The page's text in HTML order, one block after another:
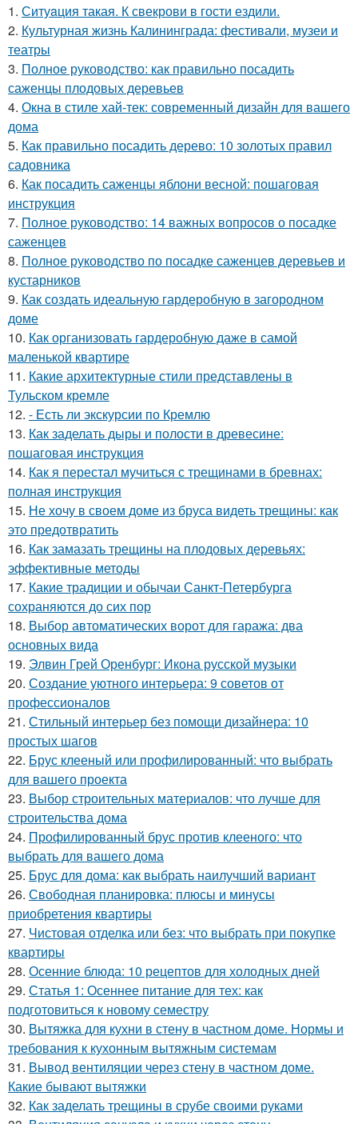
1. Ситуaция такая. К свекрови в гости ездили.
2. Культурная жизнь Калининграда: фестивали, музеи и
театры
3. Полное руководство: как правильно посадить
саженцы плодовых деревьев
4. Окна в стиле хай-тек: современный дизайн для вашего
дома
5. Как правильно посадить дерево: 10 золотых правил
садовника
6. Как посадить саженцы яблони весной: пошаговая
инструкция
7. Полное руководство: 14 важных вопросов о посадке
саженцев
8. Полное руководство по посадке саженцев деревьев и
кустарников
9. Как создать идеальную гардеробную в загородном
доме
10. Как организовать гардеробную даже в самой
маленькой квартире
11. Какие архитектурные стили представлены в
Тульском кремле
12. - Есть ли экскурсии по Кремлю
13. Как заделать дыры и полости в древесине:
пошаговая инструкция
14. Как я перестал мучиться с трещинами в бревнах:
полная инструкция
15. Не хочу в своем доме из бруса видеть трещины: как
это предотвратить
16. Как замазать трещины на плодовых деревьях:
эффективные методы
17. Какие традиции и обычаи Санкт-Петербурга
сохраняются до сих пор
18. Выбор автоматических ворот для гаража: два
основных вида
19. Элвин Грей Оренбург: Икона русской музыки
20. Создание уютного интерьера: 9 советов от
профессионалов
21. Стильный интерьер без помощи дизайнера: 10
простых шагов
22. Брус клееный или профилированный: что выбрать
для вашего проекта
23. Выбор строительных материалов: что лучше для
строительства дома
24. Профилированный брус против клееного: что
выбрать для вашего дома
25. Брус для дома: как выбрать наилучший вариант
26. Свободная планировка: плюсы и минусы
приобретения квартиры
27. Чистовая отделка или без: что выбрать при покупке
квартиры
28. Осенние блюда: 10 рецептов для холодных дней
29. Статья 1: Осеннее питание для тех: как
подготовиться к новому семестру
30. Вытяжка для кухни в стену в частном доме. Нормы и
требования к кухонным вытяжным системам
31. Вывод вентиляции через стену в частном доме.
Какие бывают вытяжки
32. Как заделать трещины в срубе своими руками